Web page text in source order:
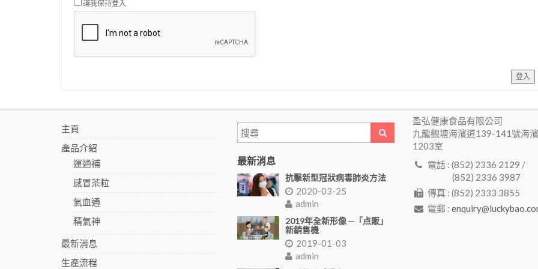
讓我保持登入
登入
主頁
產品介紹
運通補
感冒茶粒
氣血通
精氣神
最新消息
生產流程
最新消息
抗擊新型冠狀病毒肺炎方法
2020-03-25
admin
2019年全新形像 ─「点販」
新銷售機
2019-01-03
admin
盈弘健康食品有限公司
九龍觀塘海濱道139-141號海
1203室
電話 : (852) 2336 2129 /
(852) 2336 3987
傳真 : (852) 2333 3855
電郵 :